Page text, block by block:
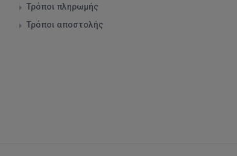
Τρόποι πληρωμής
Τρόποι αποστολής